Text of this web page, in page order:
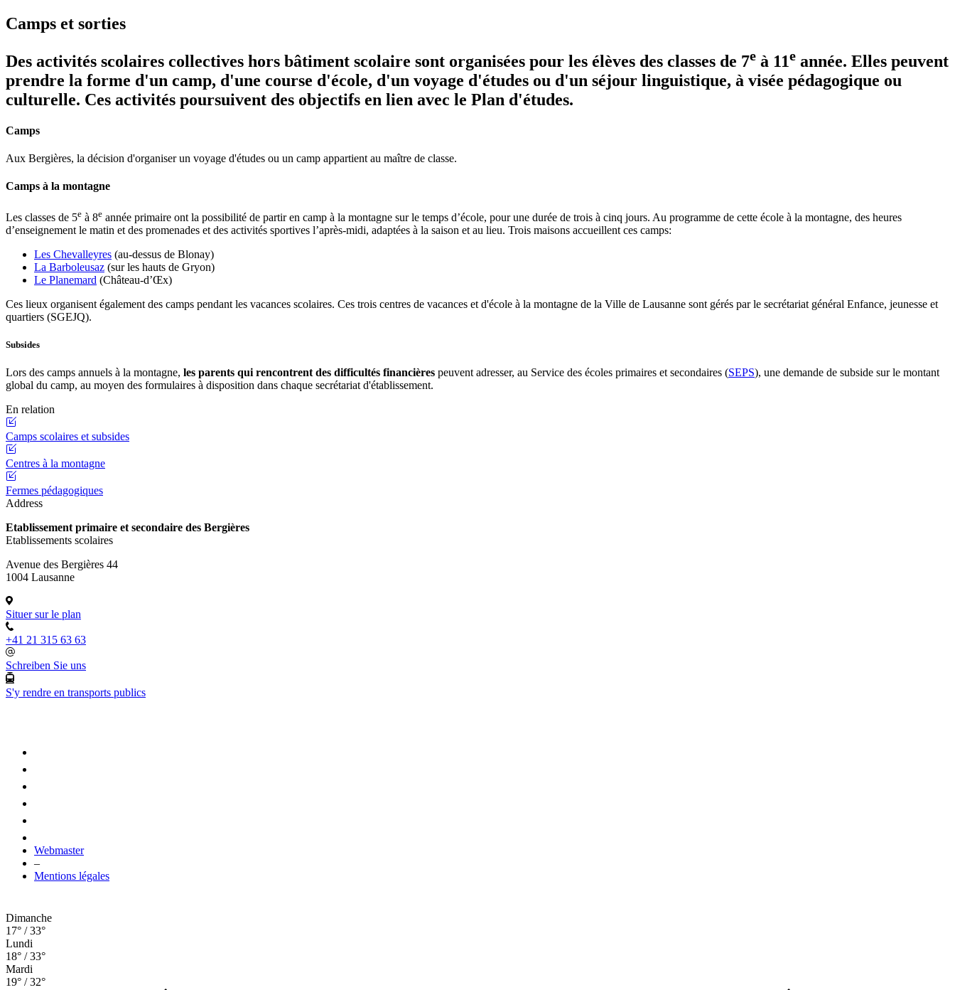
Camps et sorties
Des activités scolaires collectives hors bâtiment scolaire sont organisées pour les élèves des classes de 7e à 11e année. Elles peuvent
prendre la forme d'un camp, d'une course d'école, d'un voyage d'études ou d'un séjour linguistique, à visée pédagogique ou
culturelle. Ces activités poursuivent des objectifs en lien avec le Plan d'études.
Camps
Aux Bergières, la décision d'organiser un voyage d'études ou un camp appartient au maître de classe.
Camps à la montagne
Les classes de 5e à 8e année primaire ont la possibilité de partir en camp à la montagne sur le temps d’école, pour une durée de trois à cinq jours. Au programme de cette école à la montagne, des heures
d’enseignement le matin et des promenades et des activités sportives l’après-midi, adaptées à la saison et au lieu. Trois maisons accueillent ces camps:
Les Chevalleyres (au-dessus de Blonay)
La Barboleusaz (sur les hauts de Gryon)
Le Planemard (Château-d’Œx)
Ces lieux organisent également des camps pendant les vacances scolaires. Ces trois centres de vacances et d'école à la montagne de la Ville de Lausanne sont gérés par le secrétariat général Enfance, jeunesse et
quartiers (SGEJQ).
Subsides
Lors des camps annuels à la montagne, les parents qui rencontrent des difficultés financières peuvent adresser, au Service des écoles primaires et secondaires (SEPS), une demande de subside sur le montant
global du camp, au moyen des formulaires à disposition dans chaque secrétariat d'établissement.
En relation
Camps scolaires et subsides
Centres à la montagne
Fermes pédagogiques
Address
Etablissement primaire et secondaire des Bergières
Etablissements scolaires
Avenue des Bergières 44
1004 Lausanne
Situer sur le plan
+41 21 315 63 63
Schreiben Sie uns
S'y rendre en transports publics
Webmaster
–
Mentions légales
Dimanche
17° / 33°
Lundi
18° / 33°
Mardi
19° / 32°